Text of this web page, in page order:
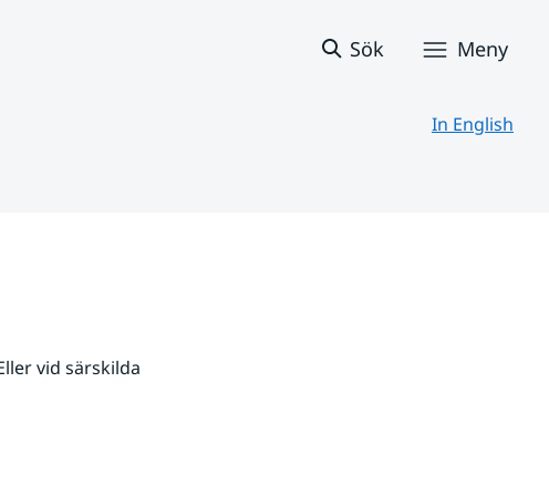
Sök Meny
In English
vid särskilda